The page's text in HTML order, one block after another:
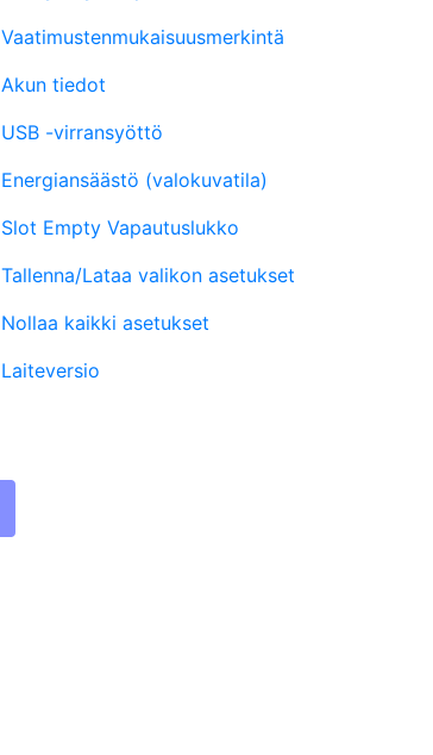
Vaatimustenmukaisuusmerkintä
Akun tiedot
USB -virransyöttö
Energiansäästö (valokuvatila)
Slot Empty Vapautuslukko
Tallenna/Lataa valikon asetukset
Nollaa kaikki asetukset
Laiteversio